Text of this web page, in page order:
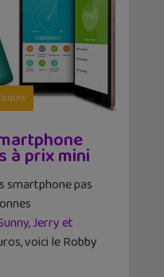
à prix mini
smartphone pas
Jerry et
voici le Robby